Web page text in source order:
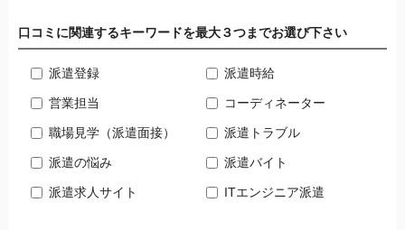
口コミに関連するキーワードを最大３つまでお選び下さい
派遣登録 派遣時給
営業担当 コーディネーター
職場見学（派遣面接） 派遣トラブル
派遣の悩み 派遣バイト
派遣求人サイト ITエンジニア派遣